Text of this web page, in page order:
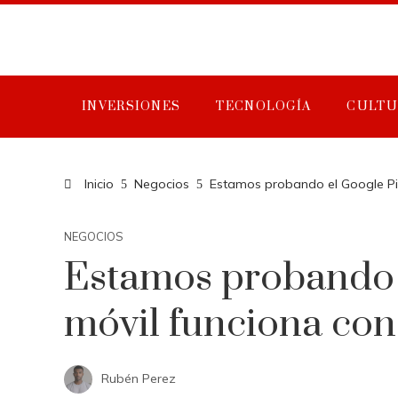
INVERSIONES TECNOLOGÍA
Inicio Negocios Estamos probando el Google
NEGOCIOS
Estamos
móvil funciona
Rubén Perez